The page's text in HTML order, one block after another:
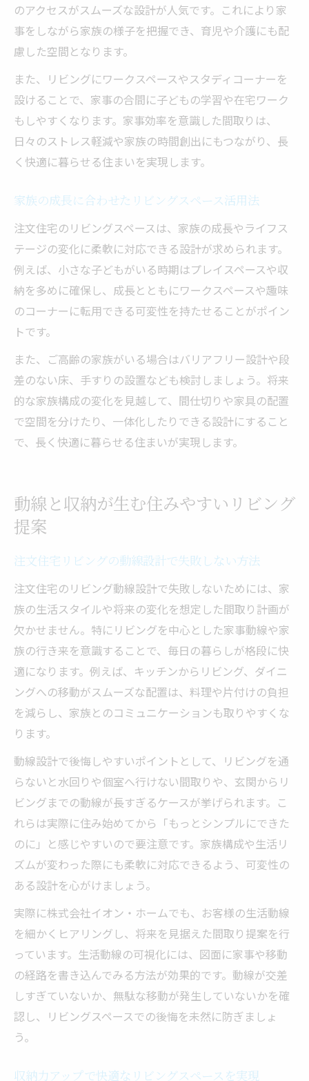
のアクセスがスムーズな設計が人気です。これにより家
事をしながら家族の様子を把握でき、育児や介護にも配
慮した空間となります。
また、リビングにワークスペースやスタディコーナーを
設けることで、家事の合間に子どもの学習や在宅ワーク
もしやすくなります。家事効率を意識した間取りは、
日々のストレス軽減や家族の時間創出にもつながり、長
く快適に暮らせる住まいを実現します。
家族の成長に合わせたリビングスペース活用法
注文住宅のリビングスペースは、家族の成長やライフス
テージの変化に柔軟に対応できる設計が求められます。
例えば、小さな子どもがいる時期はプレイスペースや収
納を多めに確保し、成長とともにワークスペースや趣味
のコーナーに転用できる可変性を持たせることがポイン
トです。
また、ご高齢の家族がいる場合はバリアフリー設計や段
差のない床、手すりの設置なども検討しましょう。将来
的な家族構成の変化を見越して、間仕切りや家具の配置
で空間を分けたり、一体化したりできる設計にすること
で、長く快適に暮らせる住まいが実現します。
動線と収納が生む住みやすいリビング
提案
注文住宅リビングの動線設計で失敗しない方法
注文住宅のリビング動線設計で失敗しないためには、家
族の生活スタイルや将来の変化を想定した間取り計画が
欠かせません。特にリビングを中心とした家事動線や家
族の行き来を意識することで、毎日の暮らしが格段に快
適になります。例えば、キッチンからリビング、ダイニ
ングへの移動がスムーズな配置は、料理や片付けの負担
を減らし、家族とのコミュニケーションも取りやすくな
ります。
動線設計で後悔しやすいポイントとして、リビングを通
らないと水回りや個室へ行けない間取りや、玄関からリ
ビングまでの動線が長すぎるケースが挙げられます。こ
れらは実際に住み始めてから「もっとシンプルにできた
のに」と感じやすいので要注意です。家族構成や生活リ
ズムが変わった際にも柔軟に対応できるよう、可変性の
ある設計を心がけましょう。
実際に株式会社イオン・ホームでも、お客様の生活動線
を細かくヒアリングし、将来を見据えた間取り提案を行
っています。生活動線の可視化には、図面に家事や移動
の経路を書き込んでみる方法が効果的です。動線が交差
しすぎていないか、無駄な移動が発生していないかを確
認し、リビングスペースでの後悔を未然に防ぎましょ
う。
収納力アップで快適なリビングスペースを実現